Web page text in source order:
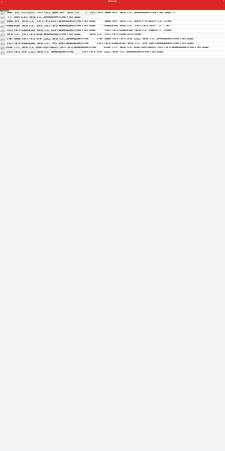
钱吗现
钱吗现东营如何加盟海友酒店（加盟海友酒店赚钱吗现在）
在东营加盟海友酒店是一个不错的创业选择。作为知名的经济型酒店...
五星级酒店挣钱吗现在
五星级酒店作为高端服务行业的代表，一直以来都备受关注。人们常常...
海友酒店加盟能赚钱吗现在，海友酒店是连锁店吗
海友酒店加盟，创业致富的新机遇！ 发现海友酒店加盟的...
快捷酒店不加盟赚钱吗现在，快捷酒店加盟前十名
"无需加盟，快捷酒店的赚钱秘籍大揭秘" 在当今瞬息...
加盟快捷酒店能赚钱吗现在，加盟快捷酒店哪个好
把握商机，加盟快捷酒店成就财富梦想 随着旅游业的蓬...
酒店加盟商赚钱吗现在，酒店加盟好不好
酒店加盟商赚钱吗现在？ 近年来，随着旅游业的蓬勃发展...
珠海加盟亚朵酒店挣钱吗，珠海加盟亚朵酒店挣钱吗现在
珠海加盟亚朵酒店，探寻创业致富的新机遇 探寻珠海加...
加盟快捷酒店真的赚钱吗，加盟快捷酒店真的赚钱吗现在
加盟快捷酒店真的赚钱吗？ 近年来，随着旅游业的蓬勃发...
临沂酒店智能锁加盟赚钱吗，临沂酒店智能锁加盟赚钱吗现在
临沂酒店智能锁加盟赚钱吗？解锁智能商机，开启财富之门！ ...
加盟亚朵酒店赚钱吗，加盟亚朵酒店赚钱吗现在
选择亚朵酒店加盟，开启财富之门 亚朵酒店，作为国内知...
Copyright © 2012 - 2025 www.jiudianjiameng.cc. All Rights Reserved. 酒店加盟版权所有
免费获取各酒店招商资料
免费获取招商资料